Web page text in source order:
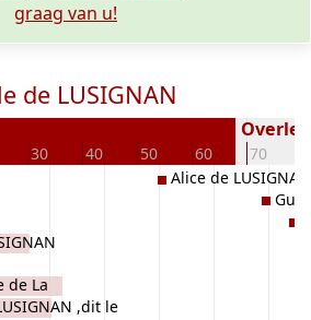
graag van u!
de LUSIGNAN
30 40 50 60 70
de La
de
,dit le
Alice de LUSIGNAN
Guy